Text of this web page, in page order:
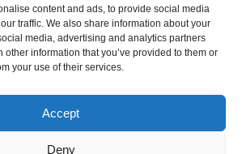
content and ads, to provide social media
traffic. We also share information about your
media, advertising and analytics partners
other information that you’ve provided to them or
your use of their services.
Accept
Deny
Impressum
chk.at GmbH